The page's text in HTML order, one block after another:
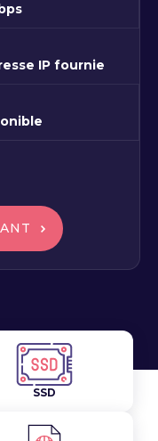
IP fournie
SSD